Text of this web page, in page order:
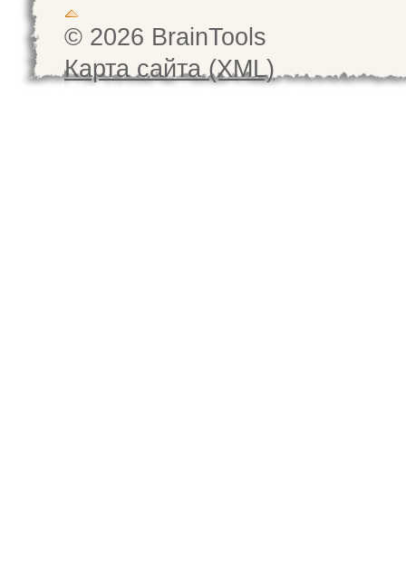
© 2026 BrainTools
Карта сайта (XML)